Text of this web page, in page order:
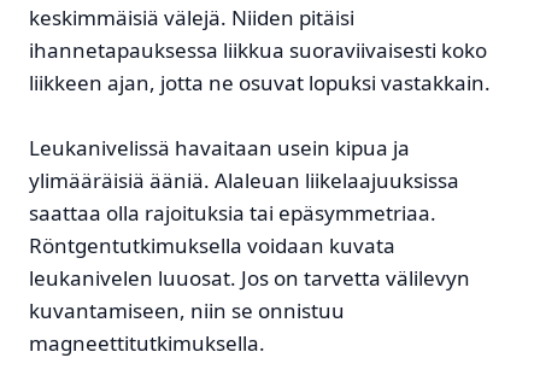
keskimmäisiä välejä. Niiden pitäisi
ihannetapauksessa liikkua suoraviivaisesti koko
liikkeen ajan, jotta ne osuvat lopuksi vastakkain.
Leukanivelissä havaitaan usein kipua ja
ylimääräisiä ääniä. Alaleuan liikelaajuuksissa
saattaa olla rajoituksia tai epäsymmetriaa.
Röntgentutkimuksella voidaan kuvata
leukanivelen luuosat. Jos on tarvetta välilevyn
kuvantamiseen, niin se onnistuu
magneettitutkimuksella.